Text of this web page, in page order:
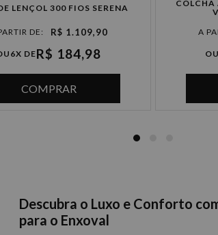
LENÇOL 300 FIOS SERENA
R$ 1.109,90
6X DER$ 184,98
COMPRAR
COLCHA
OU
Descubra o Luxo e Conforto
para o Enxoval